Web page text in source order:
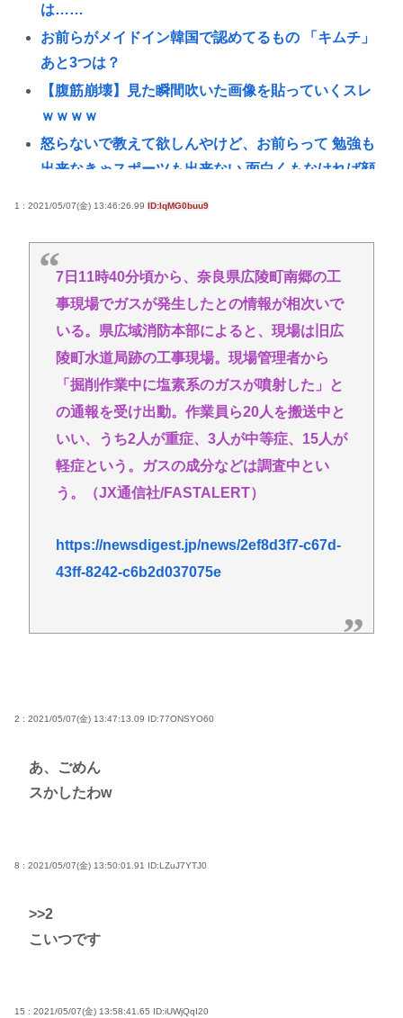
は……
お前らがメイドイン韓国で認めてるもの 「キムチ」
あと3つは？
【腹筋崩壊】見た瞬間吹いた画像を貼っていくスレ
ｗｗｗｗ
怒らないで教えて欲しんやけど、お前らって 勉強も
出来なきゃスポーツも出来ない 面白くもなければ顔
めた。最も優れているからだ
熊本世帯に10万円貸し付け、無利子www
【悲報】高市首相の靖国参拝「適切に判断」 …総
理になる前の昨年は参拝
【朗報】秋葉原、かつての活気がガチで戻るwww
【画像】 女雀士さん、普通に脱いでしまうwww
タイピング最強になりたいどうすればいいか教えろ
誰かワンウェイネジってやつの外し方教えて
【緊急】少子化の原因、判明するwww
誰でもできる仕事してるやつって死にたくならん
Powered by livedoor 相互RSS
1 : 2021/05/07(金) 13:46:26.99 ID:IqMG0buu9
7日11時40分頃から、奈良県広陵町南郷の工
事現場でガスが発生したとの情報が相次いで
いる。県広域消防本部によると、現場は旧広
陵町水道局跡の工事現場。現場管理者から
「掘削作業中に塩素系のガスが噴射した」と
の通報を受け出動。作業員ら20人を搬送中と
いい、うち2人が重症、3人が中等症、15人が
軽症という。ガスの成分などは調査中とい
う。（JX通信社/FASTALERT）
https://newsdigest.jp/news/2ef8d3f7-c67d-
43ff-8242-c6b2d037075e
2 : 2021/05/07(金) 13:47:13.09 ID:77ONSYO60
あ、ごめん
スかしたわw
8 : 2021/05/07(金) 13:50:01.91 ID:LZuJ7YTJ0
>>2
こいつです
15 : 2021/05/07(金) 13:58:41.65 ID:iUWjQqI20